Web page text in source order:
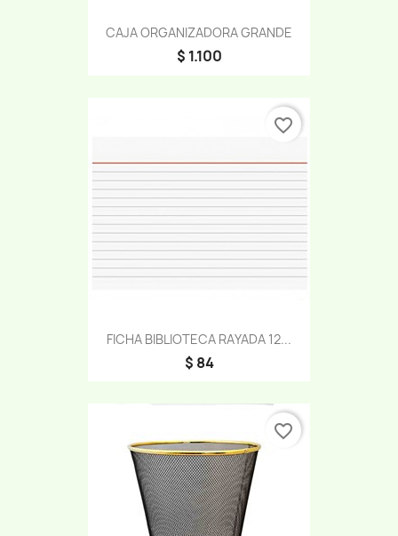
CAJA ORGANIZADORA GRANDE
$ 1.100
FICHA BIBLIOTECA RAYADA 12...
$ 84
favorite_border
favorite_border